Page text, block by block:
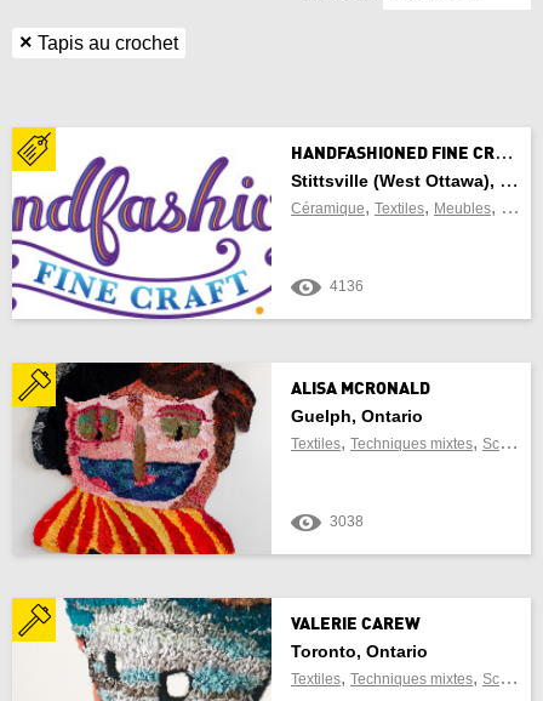
TERRITOIRE
Colombie-Britannique
Manitoba
Nouveau-Brunswick
Terre-Neuve-et-Labrador
Territoires du Nord-Ouest
Nouvelle-Écosse
Nunavut
Ontario
l'île du Prince-Édouard
Québec
× Tapis au crochet
H
ANDFASHIONED FINE CRAFT
Stittsville (West Ottawa), Ontario
Céramique, Textiles, Meubles, Verre
4136
ALISA MCRONALD
Guelph, Ontario
Textiles, Techniques mixtes, Sculpture
3038
VALERIE CAREW
Toronto, Ontario
Textiles, Techniques mixtes, Sculpture